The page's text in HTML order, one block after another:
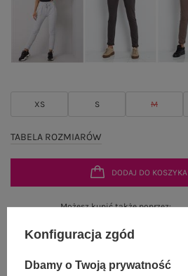
XS S M
TABELA ROZMIARÓW
DODAJ DO KOSZYKA
Możesz kupić także poprzez:
Konfiguracja zgód
Dbamy o Twoją prywatność